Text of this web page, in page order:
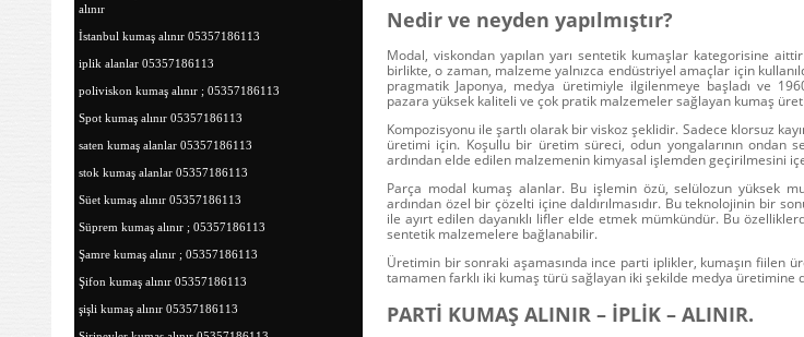
alınır
İstanbul kumaş alınır 05357186113
iplik alanlar 05357186113
poliviskon kumaş alınır ; 05357186113
Spot kumaş alınır 05357186113
saten kumaş alanlar 05357186113
stok kumaş alanlar 05357186113
Süet kumaş alınır 05357186113
Süprem kumaş alınır ; 05357186113
Şamre kumaş alınır ; 05357186113
Şifon kumaş alınır 05357186113
şişli kumaş alınır 05357186113
Nedir ve neyden yapılmıştır?
Modal, viskondan yapılan yarı sentetik kumaşlar kategorisine aittir
birlikte, o zaman, malzeme yalnızca endüstriyel amaçlar için
pragmatik Japonya, medya üretimiyle ilgilenmeye başladı ve
pazara yüksek kaliteli ve çok pratik malzemeler sağlayan kumaş
Kompozisyonu ile şartlı olarak bir viskoz şeklidir. Sadece klorsuz
üretimi için. Koşullu bir üretim süreci, odun yongalarının ondan
ardından elde edilen malzemenin kimyasal işlemden geçirilmesini
Parça modal kumaş alanlar.Bu işlemin özü, selülozun yüksek
ardından özel bir çözelti içine daldırılmasıdır. Bu teknolojinin bir
ile ayırt edilen dayanıklı lifler elde etmek mümkündür. Bu
sentetik malzemelere bağlanabilir.
Üretimin bir sonraki aşamasında ince parti iplikler, kumaşın fiilen
tamamen farklı iki kumaş türü sağlayan iki şekilde medya üretimine
PARTİ KUMAŞ ALINIR – İPLİK – ALINIR.